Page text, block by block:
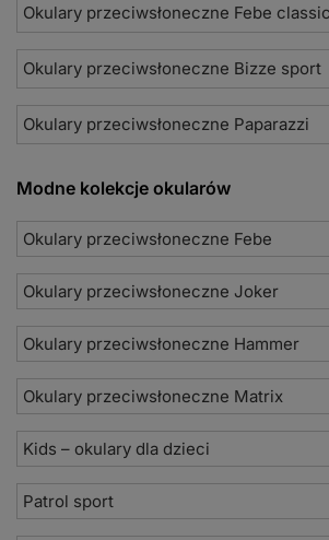
Okulary przeciwsłoneczne Febe classic
Okulary przeciwsłoneczne Bizze sport
Okulary przeciwsłoneczne Paparazzi
Modne kolekcje okularów
Okulary przeciwsłoneczne Febe
Okulary przeciwsłoneczne Joker
Okulary przeciwsłoneczne Hammer
Okulary przeciwsłoneczne Matrix
Kids – okulary dla dzieci
Patrol sport